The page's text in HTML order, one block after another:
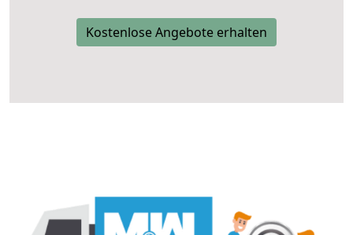
Kostenlose Angebote erhalten